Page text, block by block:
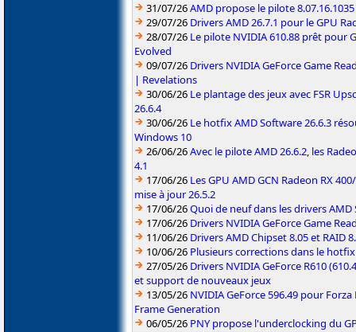
31/07/26AMD propose le pilote
29/07/26 Drivers AMD 26.7.1 pour le GPU
28/07/26 Le pilote NVIDIA 610.88 prêt pour
Evolved
09/07/26 Drivers NVIDIA GeForce Game
| Revelations
30/06/26 Le plantage des jeux avec FSR
26.6.4
30/06/26 Le hotfix AMD Software 26.6.3
Windows 10
26/06/26Avec le pilote AMD 26.6.2, les
4.1
17/06/26 Les GPU AMD GCN Radeon RX
mise à jour 26.5.2
17/06/26Quoi de neuf dans les drivers AMD
17/06/26 Drivers NVIDIA GeForce Game
11/06/26 Drivers AMD Chipset 8.05 et RAID
10/06/26 Plusieurs corrections dans le hotfix
27/05/26 Drivers NVIDIA GeForce R610
et support de nouveaux jeux
13/05/26 NVIDIA GeForce 596.49 pour
Frame Generation
06/05/26 PNY propose l'underclocking du